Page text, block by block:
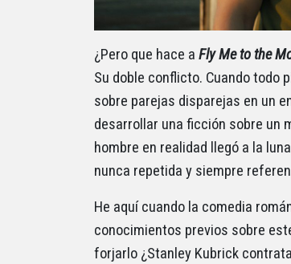
¿Pero que hace a Fly Me to the
Su doble conflicto. Cuando todo
sobre parejas disparejas en un
desarrollar una ficción sobre un
hombre en realidad llegó a la
nunca repetida y siempre
He aquí cuando la comedia
conocimientos previos sobre
forjarlo ¿Stanley Kubrick